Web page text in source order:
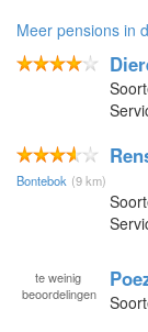
Meer pensions in
Bontebok (9 km)
te weinig
beoordelingen